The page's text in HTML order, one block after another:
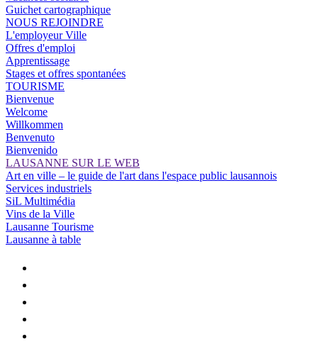
Guichet cartographique
NOUS REJOINDRE
L'employeur Ville
Offres d'emploi
Apprentissage
Stages et offres spontanées
TOURISME
Bienvenue
Welcome
Willkommen
Benvenuto
Bienvenido
LAUSANNE SUR LE WEB
Art en ville – le guide de l'art dans l'espace public lausannois
Services industriels
SiL Multimédia
Vins de la Ville
Lausanne Tourisme
Lausanne à table